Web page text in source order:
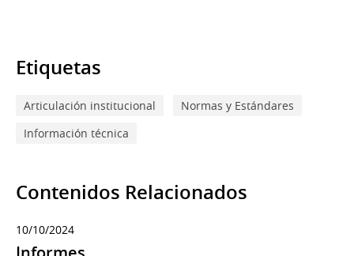
Etiquetas
Articulación institucional
Normas y Estándares
Información técnica
Contenidos Relacionados
10/10/2024